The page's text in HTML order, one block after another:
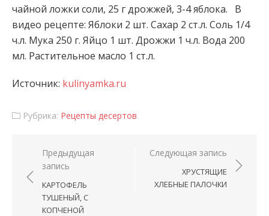
чайной ложки соли, 25 г дрожжей, 3-4 яблока. В
видео рецепте: Яблоки 2 шт. Сахар 2 ст.л. Соль 1/4
ч.л. Мука 250 г. Яйцо 1 шт. Дрожжи 1 ч.л. Вода 200
мл. Растительное масло 1 ст.л.
Источник: kulinyamka.ru
Рубрика: Рецепты десертов
Навигация по записям
Предыдущая
запись
КАРТОФЕЛЬ
ТУШЕНЫЙ, С
КОПЧЕНОЙ
Следующая запись
ХРУСТЯЩИЕ
ХЛЕБНЫЕ ПАЛОЧКИ